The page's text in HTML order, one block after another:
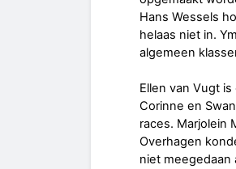
Hans Wessels
helaas niet in.
algemeen
Ellen van Vugt
Corinne en
races. Marjolein
Overhagen
niet meegedaan